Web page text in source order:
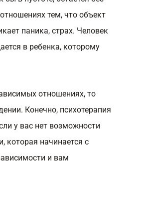
тем, что объект
паника, страх. Человек
в ребенка, которому
отношениях, то
Конечно, психотерапия
у вас нет возможности
которая начинается с
и вам